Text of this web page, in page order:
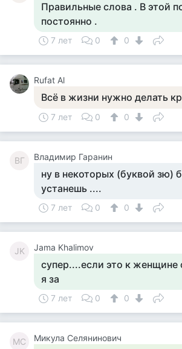
Правильные слова . В этой
постоянно .
7 лет 0 0
Rufat Al
Всё в жизни нужно делать
7 лет 0 0
ВГ Владимир Гаранин
ну в некоторых (буквой зю)
устанешь ....
7 лет 0 0
JK Jama Khalimov
супер....если это к женщине
я за
7 лет 0 0
МС Микула Селянинович